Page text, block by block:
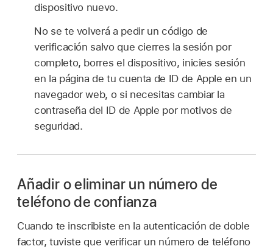
dispositivo nuevo.
No se te volverá a pedir un código de
verificación salvo que cierres la sesión por
completo, borres el dispositivo, inicies sesión
en la página de tu cuenta de ID de Apple en un
navegador web, o si necesitas cambiar la
contraseña del ID de Apple por motivos de
seguridad.
Añadir o eliminar un número de
teléfono de confianza
Cuando te inscribiste en la autenticación de doble
factor, tuviste que verificar un número de teléfono